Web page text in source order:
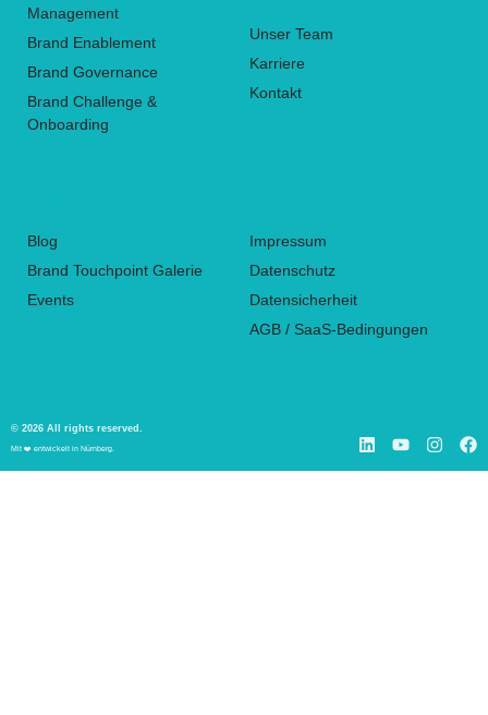
Management
Brand Enablement
Brand Governance
Brand Challenge &
Onboarding
Unser Team
Karriere
Kontakt
Blog
Brand Touchpoint Galerie
Events
Impressum
Datenschutz
Datensicherheit
AGB / SaaS-Bedingungen
© 2026 All rights reserved.
Mit ❤️ entwickelt in Nürnberg.